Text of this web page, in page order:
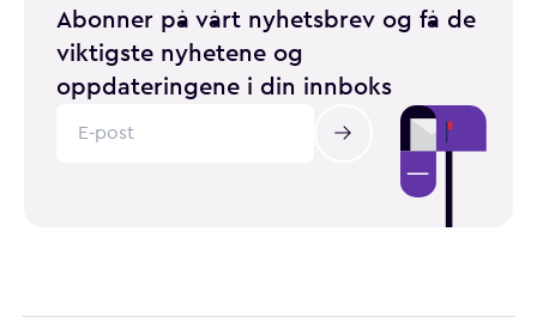
Abonner på vårt nyhetsbrev og få de
viktigste nyhetene og
oppdateringene i din innboks